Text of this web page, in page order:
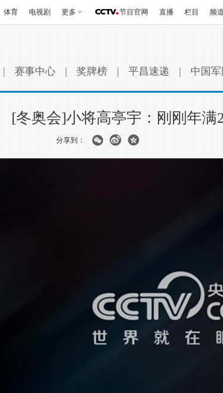
体育 电视剧 更多 节目官网 直播 栏目 频
| 赛事中心 | 奖牌榜 | 平昌速递 | 中国军
[冬奥会]小将高亭宇：刚刚年满
分享到：